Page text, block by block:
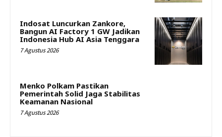
Indosat Luncurkan Zankore,
Bangun AI Factory 1 GW Jadikan
Indonesia Hub AI Asia Tenggara
7 Agustus 2026
Menko Polkam Pastikan
Pemerintah Solid Jaga Stabilitas
Keamanan Nasional
7 Agustus 2026